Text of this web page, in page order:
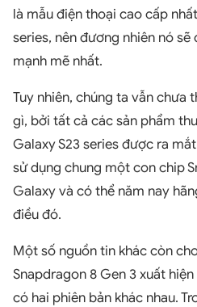
là mẫu điện thoại cao cấp
series, nên đương nhiên nó
mạnh mẽ nhất.
Tuy nhiên, chúng ta vẫn chưa
gì, bởi tất cả các sản phẩm
Galaxy S23 series được ra
sử dụng chung một con chip
Galaxy và có thể năm nay
điều đó.
Một số nguồn tin khác còn
Snapdragon 8 Gen 3 xuất
có hai phiên bản khác nhau.